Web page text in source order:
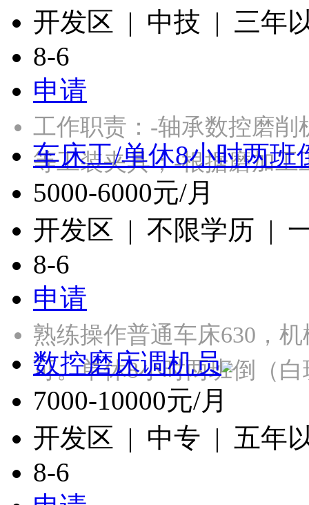
开发区 | 中技 | 三年
8-6
申请
工作职责：-轴承数控磨
等工装夹具；-根据磨加
车床工/单休8小时两班
5000-6000元/月
开发区 | 不限学历 |
8-6
申请
熟练操作普通车床630，
可。单休8小时两班倒（
数控磨床调机员
7000-10000元/月
开发区 | 中专 | 五年
8-6